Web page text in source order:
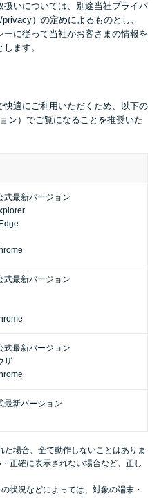
を利用して利息0円で
別一覧
賃払えない…2ヵ月目に
ないと危険な理由と対
所に相談より賢い方
？絶対審査通る？借金
へ街金をおすすめしな
をカードローンと比
いについては、別途当社プライバ
）の定めによるものとし、
に従って当社がお客さまの情報を
ます。
適にご利用いただくため、以下の
ン）でご覧になることを推奨いた
式最新バージョン
式最新バージョン
式最新バージョン
ザ
最新バージョン
場合、全て動作しないことはありま
正確に表示されない場合など、正し
状況などによっては、対象の端末・